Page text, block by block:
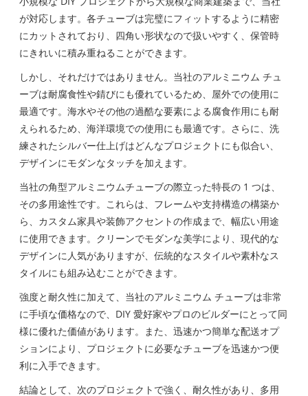
が対応します。各チューブは完璧にフィットするように精密
にカットされており、四角い形状なので扱いやすく、保管時
にきれいに積み重ねることができます。
しかし、それだけではありません。当社のアルミニウム チュ
ーブは耐腐食性や錆びにも優れているため、屋外での使用に
最適です。海水やその他の過酷な要素による腐食作用にも耐
えられるため、海洋環境での使用にも最適です。さらに、洗
練されたシルバー仕上げはどんなプロジェクトにも似合い、
デザインにモダンなタッチを加えます。
当社の角型アルミニウムチューブの際立った特長の 1 つは、
その多用途性です。これらは、フレームや支持構造の構築か
ら、カスタム家具や装飾アクセントの作成まで、幅広い用途
に使用できます。クリーンでモダンな美学により、現代的な
デザインに人気がありますが、伝統的なスタイルや素朴なス
タイルにも組み込むことができます。
強度と耐久性に加えて、当社のアルミニウム チューブは非常
に手頃な価格なので、DIY 愛好家やプロのビルダーにとって同
様に優れた価値があります。また、迅速かつ簡単な配送オプ
ションにより、プロジェクトに必要なチューブを迅速かつ便
利に入手できます。
結論として、次のプロジェクトで強く、耐久性があり、多用